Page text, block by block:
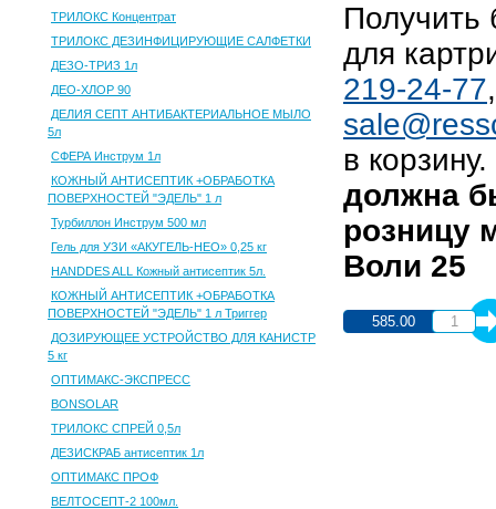
ТРИЛОКС Концентрат
ТРИЛОКС ДЕЗИНФИЦИРУЮЩИЕ САЛФЕТКИ
ДЕЗО-ТРИЗ 1л
ДЕО-ХЛОР 90
ДЕЛИЯ СЕПТ АНТИБАКТЕРИАЛЬНОЕ МЫЛО
5л
СФЕРА Инструм 1л
КОЖНЫЙ АНТИСЕПТИК +ОБРАБОТКА
ПОВЕРХНОСТЕЙ "ЭДЕЛЬ" 1 л
Турбиллон Инструм 500 мл
Гель для УЗИ «АКУГЕЛЬ-НЕО» 0,25 кг
HANDDES ALL Кожный антисептик 5л.
КОЖНЫЙ АНТИСЕПТИК +ОБРАБОТКА
ПОВЕРХНОСТЕЙ "ЭДЕЛЬ" 1 л Триггер
ДОЗИРУЮЩЕЕ УСТРОЙСТВО ДЛЯ КАНИСТР
5 кг
ОПТИМАКС-ЭКСПРЕСС
BONSOLAR
ТРИЛОКС СПРЕЙ 0,5л
ДЕЗИСКРАБ антисептик 1л
ОПТИМАКС ПРОФ
ВЕЛТОСЕПТ-2 100мл.
для
219-24-77
в корзину.
должна
розницу
Воли 25
585.00